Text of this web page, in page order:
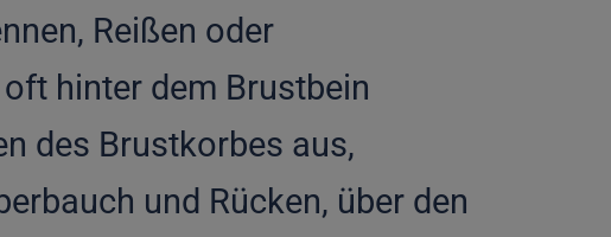
Reißen oder
hinter dem Brustbein
des Brustkorbes aus,
und Rücken, über den